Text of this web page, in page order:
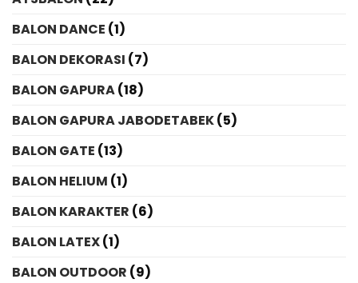
BALON DANCE (1)
BALON DEKORASI (7)
BALON GAPURA(18)
BALON GAPURA JABODETABEK(5)
BALON GATE (13)
BALON HELIUM (1)
BALON KARAKTER (6)
BALON LATEX(1)
BALON OUTDOOR (9)